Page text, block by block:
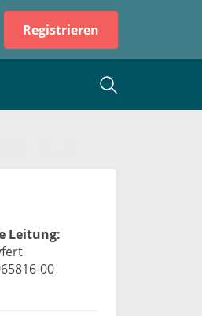
Registrieren
Leitung:
00